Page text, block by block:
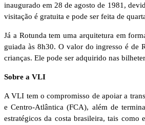
inaugurado em 28 de agosto de 1981,
visitação é gratuita e pode ser feita de
Já a Rotunda tem uma arquitetura em
guiada às 8h30. O valor do ingresso é de
crianças. Ele pode ser adquirido nas
Sobre a VLI
A VLI tem o compromisso de apoiar a
e Centro-Atlântica (FCA), além de
estratégicos da costa brasileira, tais como